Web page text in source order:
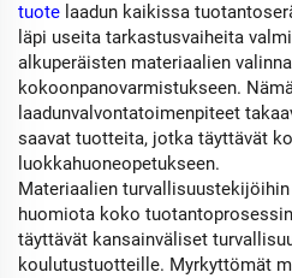
tuote laadun kaikissa
läpi useita tarkastusvaiheita
alkuperäisten materiaalien
kokoonpanovarmistukseen.
laadunvalvontatoimenpiteet
saavat tuotteita, jotka täyttävät
luokkahuoneopetukseen.
Materiaalien
huomiota koko
täyttävät kansainväliset
koulutustuotteille. Myrkyttömät